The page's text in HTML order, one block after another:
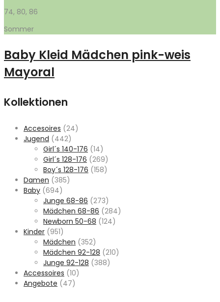
74, 80, 86
Sommer
Baby Kleid Mädchen pink-weis
Mayoral
Kollektionen
Accesoires (24)
Jugend (442)
Girl´s 140-176 (14)
Girl´s 128-176 (269)
Boy´s 128-176 (158)
Damen (385)
Baby (694)
Junge 68-86 (273)
Mädchen 68-86 (284)
Newborn 50-68 (124)
Kinder (951)
Mädchen (352)
Mädchen 92-128 (210)
Junge 92-128 (388)
Accessoires (10)
Angebote (47)